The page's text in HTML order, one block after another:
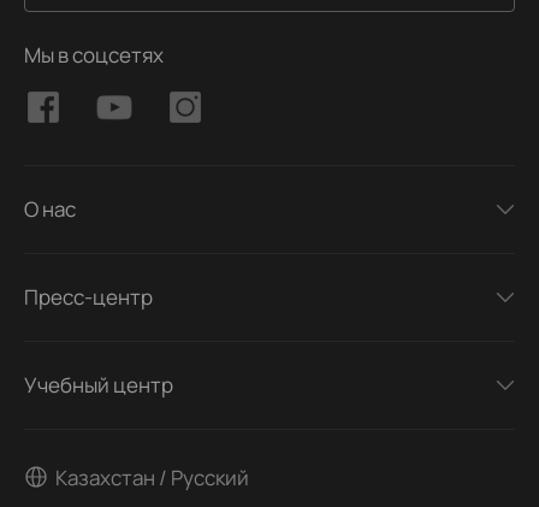
Мы в соцсетях
О нас
Пресс-центр
Учебный центр
Казахстан / Русский